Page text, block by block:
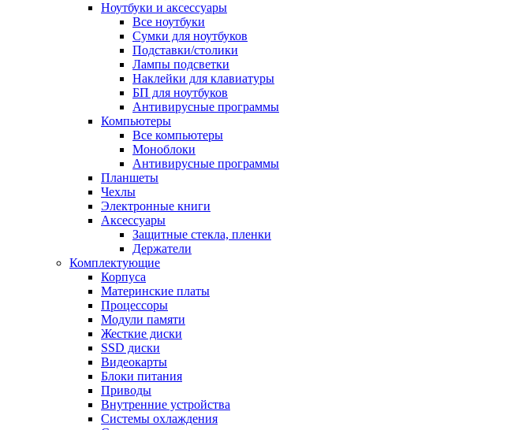
Ноутбуки и аксессуары
Все ноутбуки
Сумки для ноутбуков
Подставки/столики
Лампы подсветки
Наклейки для клавиатуры
БП для ноутбуков
Антивирусные программы
Компьютеры
Все компьютеры
Моноблоки
Антивирусные программы
Планшеты
Чехлы
Электронные книги
Аксессуары
Защитные стекла, пленки
Держатели
Комплектующие
Корпуса
Материнские платы
Процессоры
Модули памяти
Жесткие диски
SSD диски
Видеокарты
Блоки питания
Приводы
Внутренние устройства
Системы охлаждения